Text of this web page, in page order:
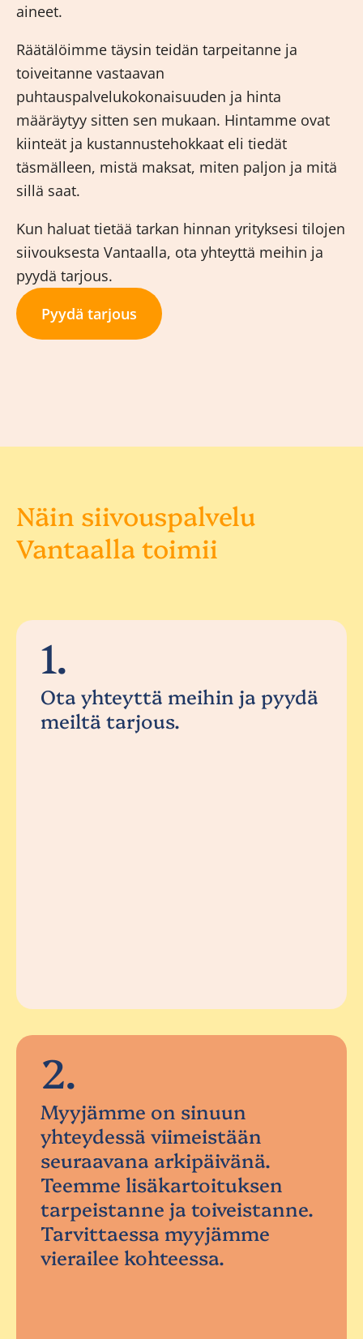
aineet.
Räätälöimme täysin teidän tarpeitanne ja
toiveitanne vastaavan
puhtauspalvelukokonaisuuden ja hinta
määräytyy sitten sen mukaan. Hintamme ovat
kiinteät ja kustannustehokkaat eli tiedät
täsmälleen, mistä maksat, miten paljon ja mitä
sillä saat.
Kun haluat tietää tarkan hinnan yrityksesi tilojen
siivouksesta Vantaalla, ota yhteyttä meihin ja
pyydä tarjous.
Pyydä tarjous
Näin siivouspalvelu
Vantaalla toimii
1.
Ota yhteyttä meihin ja pyydä
meiltä tarjous.
2.
Myyjämme on sinuun
yhteydessä viimeistään
seuraavana arkipäivänä.
Teemme lisäkartoituksen
tarpeistanne ja toiveistanne.
Tarvittaessa myyjämme
vierailee kohteessa.